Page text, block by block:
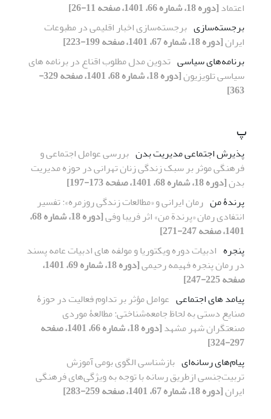
اعتماد[دوره 18، شماره 66، 1401، صفحه 11-26]
برجسته‌سازی برجسته‌سازی اخبار اقلیمی در مطبوعات
ایران[دوره 18، شماره 67، 1401، صفحه 199-223]
برنامه‌های سیاسی تدوین مدل مطلوب اقناع در برنامه های
سیاسی تلویزیون
[دوره 18، شماره 68، 1401، صفحه 329-
363]
پ
پذیرش اجتماعی مدیریت بدن بررسی عوامل اجتماعی و
فرهنگی موثر بر سبک زندگی زنان تهرانی در حوزه مدیریت
بدن[دوره 18، شماره 68، 1401، صفحه 173-197]
پرندۀ من رمان ایرانی و «مطالعات زندگی روزمره»: تفسیر
انتفادی رمان «پرندة من» اثر فریبا وفی
[دوره 18، شماره 68،
1401، صفحه 247-271]
پنجره ادبیات دوره ویکتوریا و مولفه های ادبیات عامه پسند
در رمان پنجره فهیمه رحیمی
[دوره 18، شماره 69، 1401،
صفحه 225-247]
پیامد های اجتماعی عوامل مؤثر بر تداوم فعالیت در حوزۀ
صنایع دستی به لحاظ جامعه‌شناختی: مطالعۀ موردی
صنعتگران شهر مشهد
[دوره 18، شماره 66، 1401، صفحه
297-324]
پیام‌های رسانه‌ای بازشناسی الگوی بومی آموزش
تربیت‌‌جنسی ازطریق رسانه با توجه به ویژگی‌های فرهنگی
ایران[دوره 18، شماره 67، 1401، صفحه 259-283]